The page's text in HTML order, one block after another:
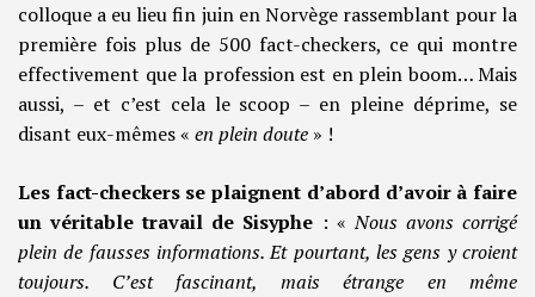
colloque a eu lieu fin juin en Norvège rassemblant pour la
première fois plus de 500 fact-checkers, ce qui montre
effectivement que la profession est en plein boom… Mais
aussi, – et c’est cela le scoop – en pleine déprime, se
disant eux-mêmes « en plein doute » !
Les fact-checkers se plaignent d’abord d’avoir à faire
un véritable travail de Sisyphe : «Nous avons corrigé
plein de fausses informations. Et pourtant, les gens y croient
toujours. C’est fascinant, mais étrange en même